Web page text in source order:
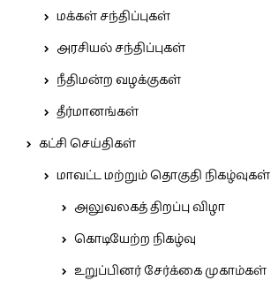
மக்கள் சந்திப்புகள்
அரசியல் சந்திப்புகள்
நீதிமன்ற வழக்குகள்
தீர்மானங்கள்
கட்சி செய்திகள்
மாவட்ட மற்றும் தொகுதி நிகழ்வுகள்
அலுவலகத் திறப்பு விழா
கொடியேற்ற நிகழ்வு
உறுப்பினர் சேர்க்கை முகாம்கள்